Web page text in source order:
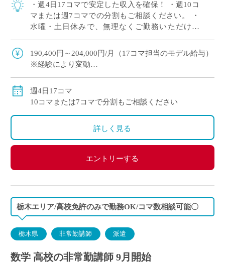
・週4日17コマで安定した収入を確保！ ・週10コ
マまたは週7コマでの分割もご相談ください。 ・
水曜・土日休みで、無理なくご勤務いただけま
務いただけます。 ・落ち着いた女子校 […]
190,400円～204,000円/月（17コマ担当のモデル給与）
※経験により変動
週4日17コマ
10コマまたは7コマで分割もご相談ください
詳しく見る
エントリーする
栃木エリア/高校免許のみで勤務OK/コマ数相談可能〇
栃木県 非常勤講師 派遣
数学 高校の非常勤講師 9月開始